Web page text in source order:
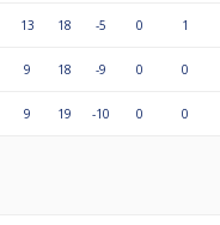
13 18 -5 0 1
9 18 -9 0 0
9 19 -10 0 0